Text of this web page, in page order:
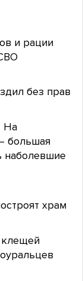
и рации
без прав
На
большая
наболевшие
храм
клещей